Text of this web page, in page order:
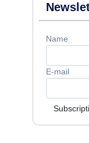
Name
E-mail